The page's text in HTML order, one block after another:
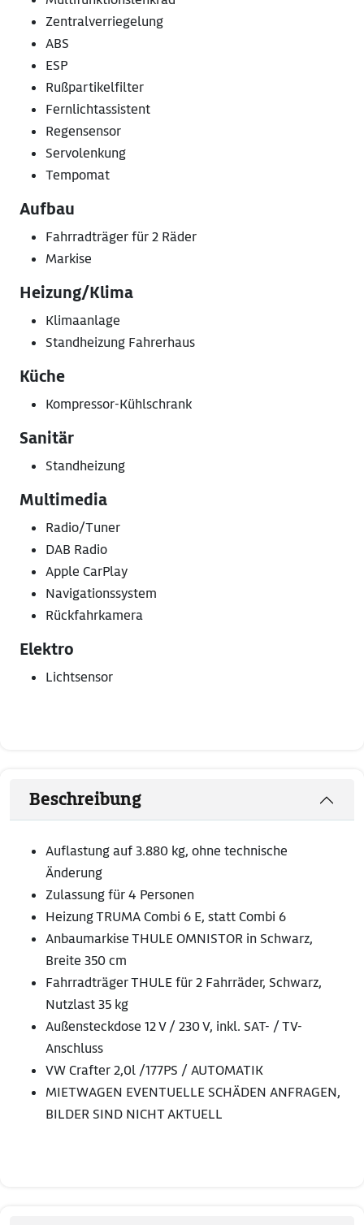
Zentralverriegelung
ABS
ESP
Rußpartikelfilter
Fernlichtassistent
Regensensor
Servolenkung
Tempomat
Aufbau
Fahrradträger für 2 Räder
Markise
Heizung/Klima
Klimaanlage
Standheizung Fahrerhaus
Küche
Kompressor-Kühlschrank
Sanitär
Standheizung
Multimedia
Radio/Tuner
DAB Radio
Apple CarPlay
Navigationssystem
Rückfahrkamera
Elektro
Lichtsensor
Beschreibung
Auflastung auf 3.880 kg, ohne technische
Änderung
Zulassung für 4 Personen
Heizung TRUMA Combi 6 E, statt Combi 6
Anbaumarkise THULE OMNISTOR in Schwarz,
Breite 350 cm
Fahrradträger THULE für 2 Fahrräder, Schwarz,
Nutzlast 35 kg
Außensteckdose 12 V / 230 V, inkl. SAT- / TV-
Anschluss
VW Crafter 2,0l /177PS / AUTOMATIK
MIETWAGEN EVENTUELLE SCHÄDEN ANFRAGEN,
BILDER SIND NICHT AKTUELL